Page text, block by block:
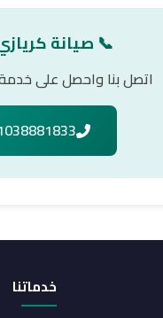
📞 صيانة
اتصل بنا واحصل على
خدماتنا